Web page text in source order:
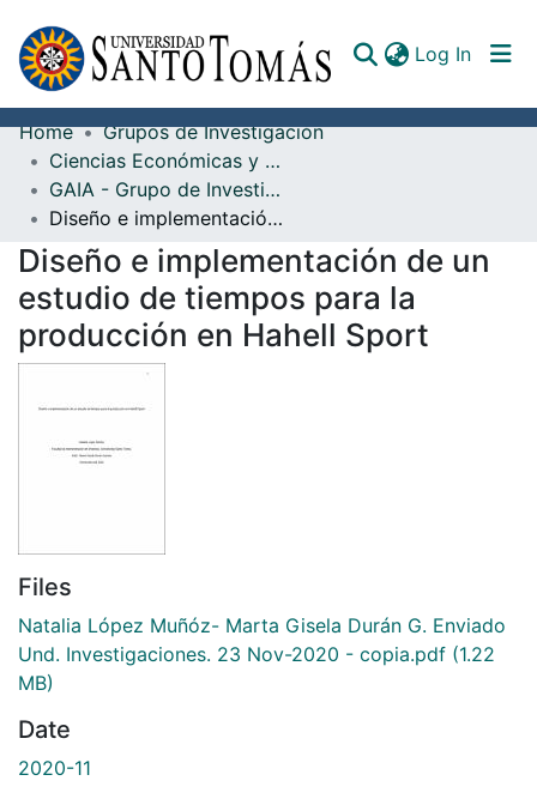
Log In
Communities & Collections
All of DSpace
Documents
Home
Grupos de Investigación
Ciencias Económicas y Administrativas
GAIA - Grupo de Investigación en Administración e Innovación
Diseño e implementación de un estudio de tiempos para la producción en Hahell Sport
Diseño e implementación de un
estudio de tiempos para la
producción en Hahell Sport
Files
Natalia López Muñóz- Marta Gisela Durán G. Enviado
Und. Investigaciones. 23 Nov-2020 - copia.pdf (1.22
MB)
Date
2020-11